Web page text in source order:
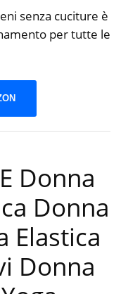
senza cuciture è
per tutte le
Donna
Donna
Elastica
Donna